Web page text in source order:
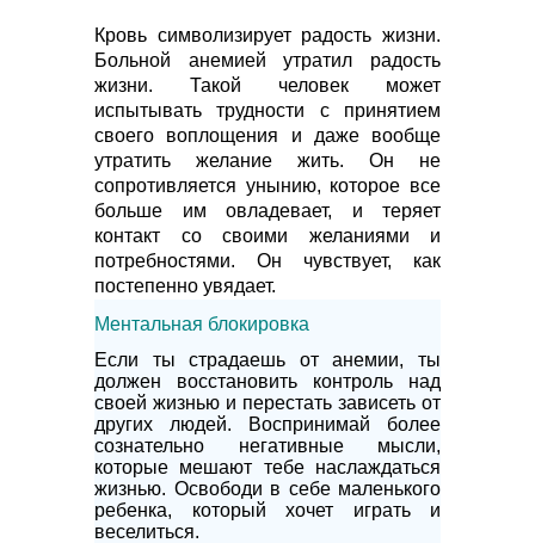
Кровь символизирует радость жизни.
Больной анемией утратил радость
жизни. Такой человек может
испытывать трудности с принятием
своего воплощения и даже вообще
утратить желание жить. Он не
сопротивляется унынию, которое все
больше им овладевает, и теряет
контакт со своими желаниями и
потребностями. Он чувствует, как
постепенно увядает.
Ментальная блокировка
Если ты страдаешь от анемии, ты
должен восстановить контроль над
своей жизнью и перестать зависеть от
других людей. Воспринимай более
сознательно негативные мысли,
которые мешают тебе наслаждаться
жизнью. Освободи в себе маленького
ребенка, который хочет играть и
веселиться.